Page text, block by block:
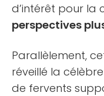
d’intérêt pour la
perspectives
Parallèlement,
réveillé la célèbre
de fervents